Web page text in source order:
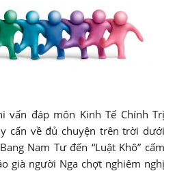
vấn đáp môn Kinh Tế Chính Trị
cấn về đủ chuyện trên trời dưới
Nam Tư đến “Luật Khô” cấm
già người Nga chợt nghiêm nghị